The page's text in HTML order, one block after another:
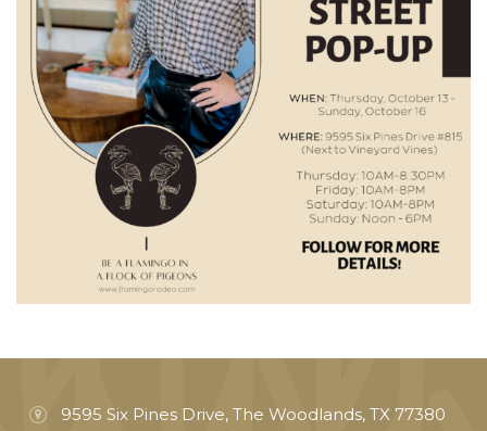
9595 Six Pines Drive, The Woodlands, TX 77380